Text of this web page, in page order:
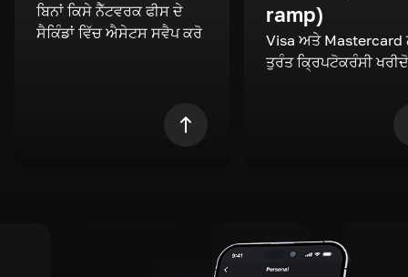
ਬਿਨਾਂ ਕਿਸੇ ਨੈੱਟਵਰਕ ਫੀਸ ਦੇ
ਸੈਕਿੰਡਾਂ ਵਿੱਚ ਐਸੇਟਸ ਸਵੈਪ ਕਰੋ
ramp)
Visa ਅਤੇ Mastercard
ਤੁਰੰਤ ਕ੍ਰਿਪਟੋਕਰੰਸੀ ਖਰੀਦੋ